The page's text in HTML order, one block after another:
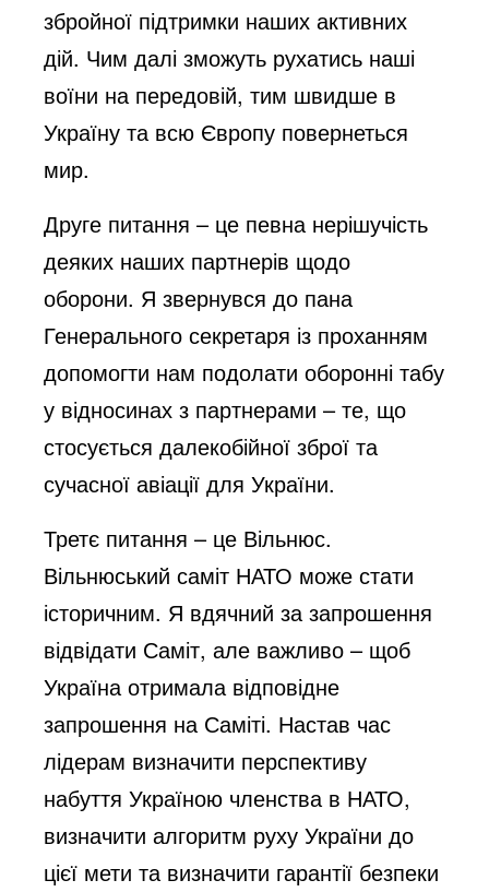
збройної підтримки наших активних
дій. Чим далі зможуть рухатись наші
воїни на передовій, тим швидше в
Україну та всю Європу повернеться
мир.
Друге питання – це певна нерішучість
деяких наших партнерів щодо
оборони. Я звернувся до пана
Генерального секретаря із проханням
допомогти нам подолати оборонні табу
у відносинах з партнерами – те, що
стосується далекобійної зброї та
сучасної авіації для України.
Третє питання – це Вільнюс.
Вільнюський саміт НАТО може стати
історичним. Я вдячний за запрошення
відвідати Саміт, але важливо – щоб
Україна отримала відповідне
запрошення на Саміті. Настав час
лідерам визначити перспективу
набуття Україною членства в НАТО,
визначити алгоритм руху України до
цієї мети та визначити гарантії безпеки